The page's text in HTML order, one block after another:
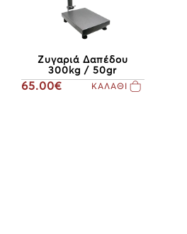
Ζυγαριά Δαπέδου
300kg / 50gr
65.00€ ΚΑΛΑΘΙ